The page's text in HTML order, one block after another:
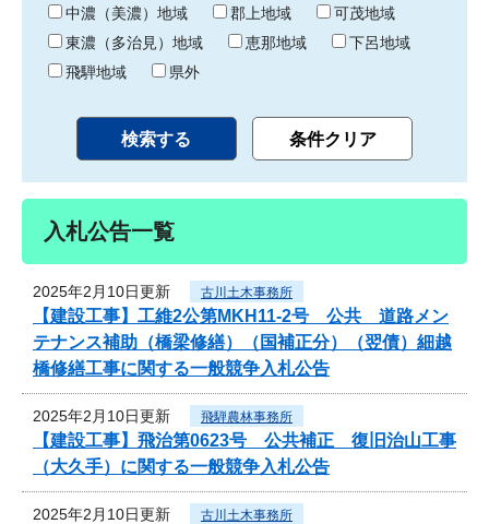
中濃（美濃）地域
郡上地域
可茂地域
東濃（多治見）地域
恵那地域
下呂地域
飛騨地域
県外
入札公告一覧
2025年2月10日更新 古川土木事務所
【建設工事】工維2公第MKH11-2号 公共 道路メン
テナンス補助（橋梁修繕）（国補正分）（翌債）細越
橋修繕工事に関する一般競争入札公告
2025年2月10日更新 飛騨農林事務所
【建設工事】飛治第0623号 公共補正 復旧治山工事
（大久手）に関する一般競争入札公告
2025年2月10日更新 古川土木事務所